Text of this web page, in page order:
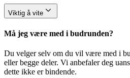
Viktig å vite
Må jeg være med i budrunden?
Du velger selv om du vil være med i
eller begge deler. Vi anbefaler deg
dette ikke er bindende.